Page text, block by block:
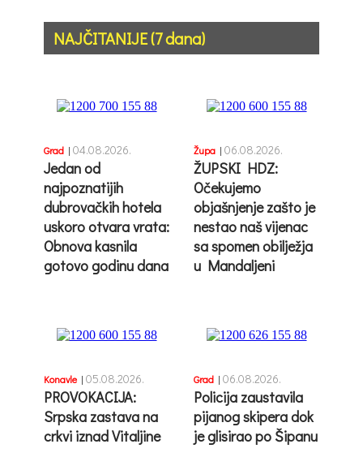
NAJČITANIJE (7 dana)
Grad | 04.08.2026.
Jedan od
najpoznatijih
dubrovačkih hotela
uskoro otvara vrata:
Obnova kasnila
gotovo godinu dana
Župa | 06.08.2026.
ŽUPSKI HDZ:
Očekujemo
objašnjenje zašto je
nestao naš vijenac
sa spomen obilježja
u Mandaljeni
Konavle | 05.08.2026.
PROVOKACIJA:
Srpska zastava na
crkvi iznad Vitaljine
Grad | 06.08.2026.
Policija zaustavila
pijanog skipera dok
je glisirao po Šipanu